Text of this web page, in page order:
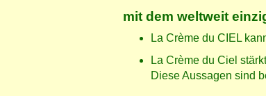
mit dem weltweit
La Crème du CIEL
La Crème du Ciel
Diese Aussagen sind